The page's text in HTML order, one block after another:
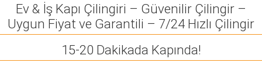
Ev & İş Kapı Çilingiri – Güvenilir Çilingir –
Uygun Fiyat ve Garantili – 7/24 Hızlı Çilingir
15-20 Dakikada Kapında!